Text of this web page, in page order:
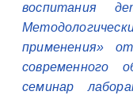
воспитания
применения»
современного
семинар